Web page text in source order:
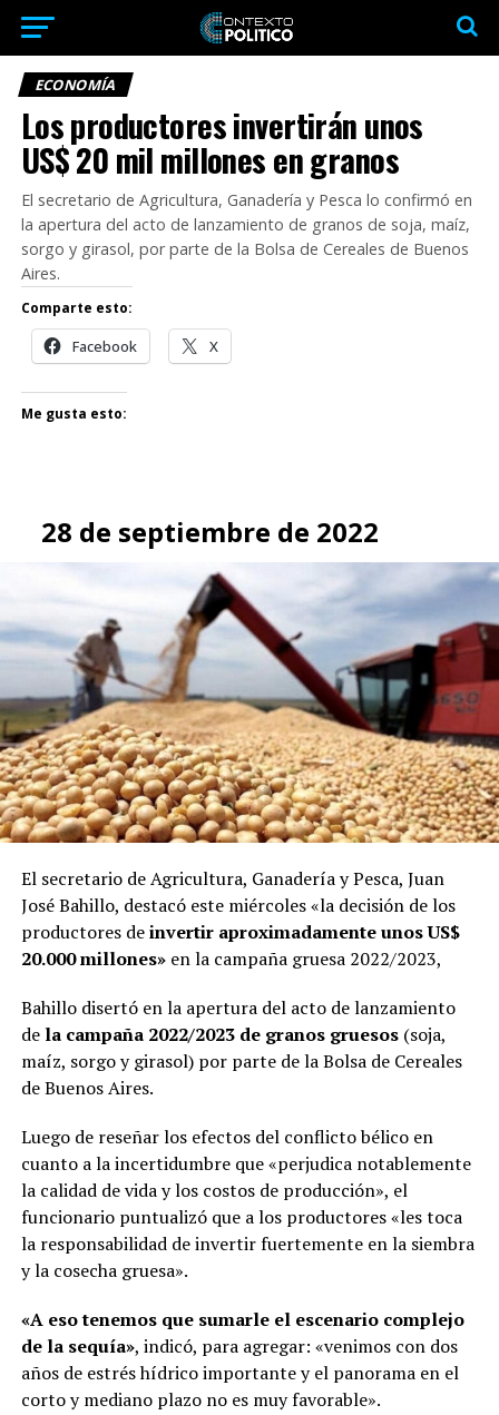
ECONOMÍA
Los productores invertirán unos
US$ 20 mil millones en granos
El secretario de Agricultura, Ganadería y Pesca lo confirmó en
la apertura del acto de lanzamiento de granos de soja, maíz,
sorgo y girasol, por parte de la Bolsa de Cereales de Buenos
Aires.
Comparte esto:
Facebook X
Me gusta esto:
28 de septiembre de 2022
El secretario de Agricultura, Ganadería y Pesca, Juan
José Bahillo, destacó este miércoles «la decisión de los
productores deinvertir aproximadamente unos US$
20.000 millones»en la campaña gruesa 2022/2023,
Bahillo disertó en la apertura del acto de lanzamiento
dela campaña 2022/2023 de granos gruesos(soja,
maíz, sorgo y girasol) por parte de la Bolsa de Cereales
de Buenos Aires.
Luego de reseñar los efectos del conflicto bélico en
cuanto a la incertidumbre que «perjudica notablemente
la calidad de vida y los costos de producción», el
funcionario puntualizó que a los productores «les toca
la responsabilidad de invertir fuertemente en la siembra
y la cosecha gruesa».
«A eso tenemos que sumarle el escenario complejo
de la sequía», indicó, para agregar: «venimos con dos
años de estrés hídrico importante y el panorama en el
corto y mediano plazo no es muy favorable».